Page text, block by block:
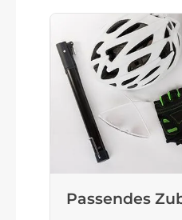
SRAM X5
ergonomisch
Passendes